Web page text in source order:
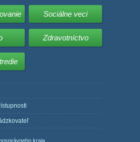
Sociálne veci
Zdravotníctvo
kraja